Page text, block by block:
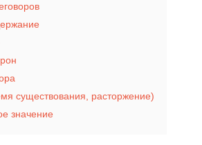
существования, расторжение)
значение